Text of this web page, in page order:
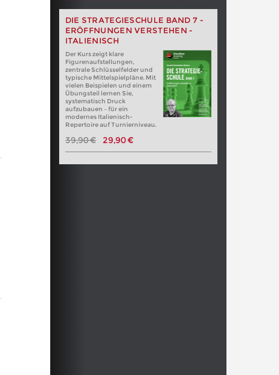
DIE STRATEGIESCHULE BAND 7 -
ERÖFFNUNGEN VERSTEHEN -
ITALIENISCH
Der Kurs zeigt klare
Figurenaufstellungen,
zentrale Schlüsselfelder und
typische Mittelspielpläne. Mit
vielen Beispielen und einem
Übungsteil lernen Sie,
systematisch Druck
aufzubauen – für ein
modernes Italienisch-
Repertoire auf Turnierniveau.
39,90 € 29,90 €